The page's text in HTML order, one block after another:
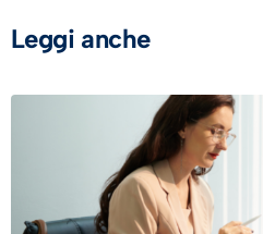
Leggi anche